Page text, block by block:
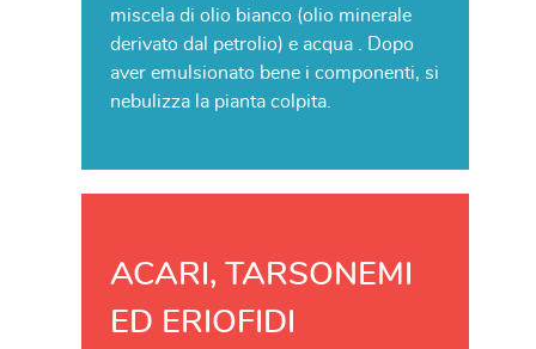
miscela di olio bianco (olio minerale
derivato dal petrolio) e acqua . Dopo
aver emulsionato bene i componenti, si
nebulizza la pianta colpita.
ACARI, TARSONEMI
ED ERIOFIDI